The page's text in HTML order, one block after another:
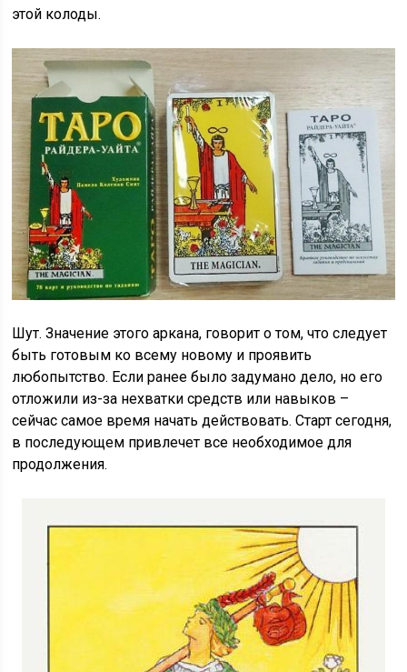
этой колоды.
Шут. Значение этого аркана, говорит о том, что следует
быть готовым ко всему новому и проявить
любопытство. Если ранее было задумано дело, но его
отложили из-за нехватки средств или навыков –
сейчас самое время начать действовать. Старт сегодня,
в последующем привлечет все необходимое для
продолжения.